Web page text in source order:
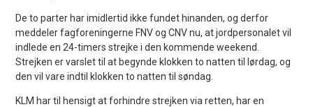
De to parter har imidlertid ikke fundet hinanden, og derfor
meddeler fagforeningerne FNV og CNV nu, at jordpersonalet vil
indlede en 24-timers strejke i den kommende weekend.
Strejken er varslet til at begynde klokken to natten til lørdag, og
den vil vare indtil klokken to natten til søndag.
KLM har til hensigt at forhindre strejken via retten, har en